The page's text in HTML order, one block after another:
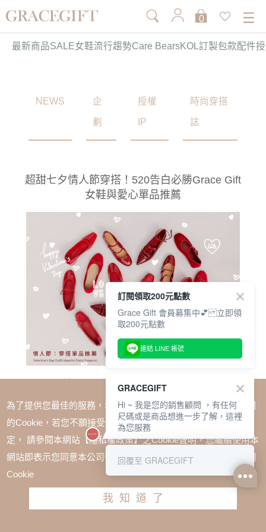
0
最新商品SALE女鞋流行趨勢Care BearsKOL訂製包款配件
NEWS 企
劃
授權
IP
時尚穿搭
誌
超甜七夕情人節穿搭！520告白必勝Grace Gift
女鞋與愛心單品推薦
為了提供您最佳的服務，本網站會在您的電腦中放置並取用我們
的Cookie，若您不願接受Cookie時應如何變更電腦的Cookie設
定， 請參閱本網站【隱私權政策】之Cookie聲明，您繼續使用本
網站即表示您同意本公司得按本網站使用條款之Cookie聲明使用
Cookie
我知道了
訂閱領取200元點數
Grace Gift 會員募集中💕 立即領
取200元點數
連結 LINE 帳號
GRACEGIFT
Hi ~ 我是您的銷售顧問 ，有任何
尺碼或是商品想進一步了解，這裡
為您服務
回覆至 GRACEGIFT